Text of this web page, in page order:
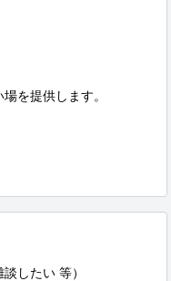
を提供します。
談したい 等）